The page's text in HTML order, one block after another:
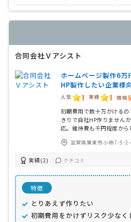
合同会社Ｖアシスト
ホームページ製作6万
HP製作したい企業様向
人気 1 実績 1 価格
初期費用で数十万かける
きりで自社HP作りません
応。維持費も千円程度から
滋賀県栗東市小柿7-5-2-
実績(2) クチコミ
特徴
とりあえず作りたい
初期費用をかけずリスク少なく